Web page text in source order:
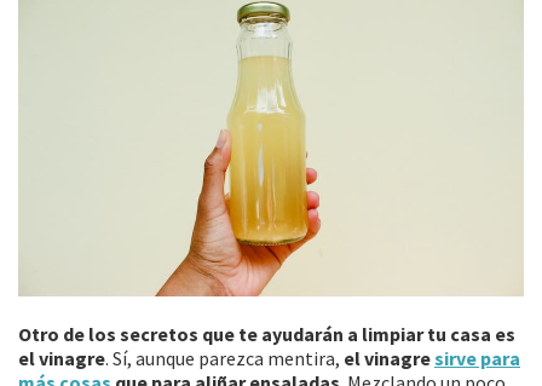
Otro de los secretos que te ayudarán a limpiar tu casa es
el vinagre. Sí, aunque parezca mentira, el vinagresirve para